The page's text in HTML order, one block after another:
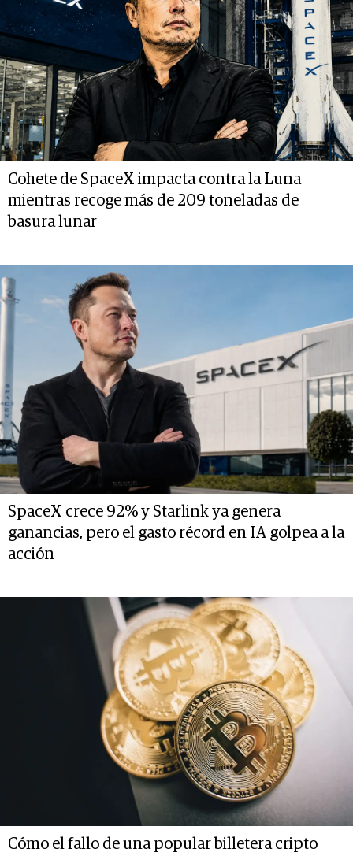
Cohete de SpaceX impacta contra la Luna
mientras recoge más de 209 toneladas de
basura lunar
SpaceX crece 92% y Starlink ya genera
ganancias, pero el gasto récord en IA golpea a la
acción
Cómo el fallo de una popular billetera cripto